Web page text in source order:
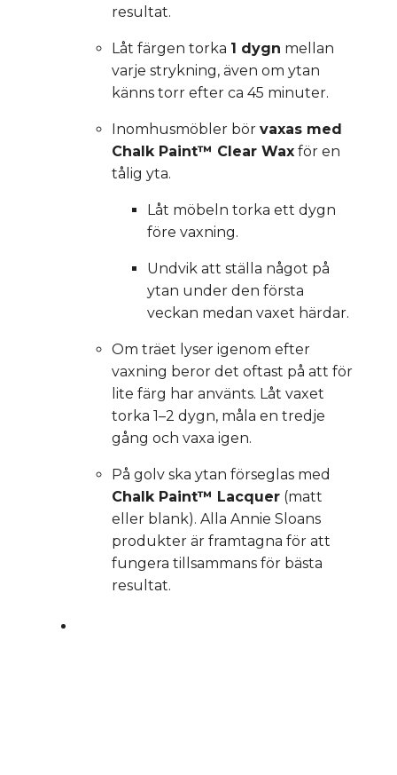
resultat.
Låt färgen torka 1 dygn mellan
varje strykning, även om ytan
känns torr efter ca 45 minuter.
Inomhusmöbler bör vaxas med
Chalk Paint™ Clear Wax för en
tålig yta.
Låt möbeln torka ett dygn
före vaxning.
Undvik att ställa något på
ytan under den första
veckan medan vaxet härdar.
Om träet lyser igenom efter
vaxning beror det oftast på att för
lite färg har använts. Låt vaxet
torka 1–2 dygn, måla en tredje
gång och vaxa igen.
På golv ska ytan förseglas med
Chalk Paint™ Lacquer (matt
eller blank). Alla Annie Sloans
produkter är framtagna för att
fungera tillsammans för bästa
resultat.